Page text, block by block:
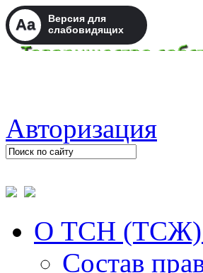
Aa
Версия для
слабовидящих
Авторизация
О ТСН (ТСЖ)
Состав